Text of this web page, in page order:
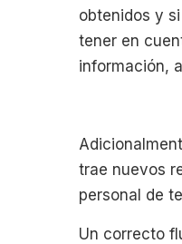
obtenidos y
tener en
información,
trae nuevos
personal de
Un correcto